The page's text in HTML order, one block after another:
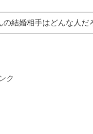
の結婚相手はどんな人だ
ク